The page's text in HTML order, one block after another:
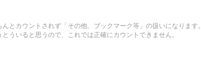
とカウントされず「その他、ブックマーク等」の扱いになります。
ういると思うので、これでは正確にカウントできません。